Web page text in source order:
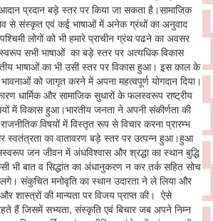
प्रदान बड़े स्तर पर किया जा सकता है।सामाजिक
से संस्कृत एवं कई भाषाओं में अनेक ग्रंथों का अनुवाद
लोगों को भी हमारे प्राचीन ग्रंथ पढने का अवसर
सभी भाषाओं का बड़े स्तर पर अत्यधिक विकास
भाषाओं का भी उसी स्तर पर विकास हुआ। इस काल के
को जागृत करने में अपना महत्वपूर्ण योगदान दिया।
धार्मिक और सामाजिक सुधारों के फलस्वरूप राष्ट्रीय
में विकास हुआ।भारतीय जनता ने अपनी संकीर्णता की
विषयों में विस्तृत रूप से विचार करना प्रारम्भ
स्वतंत्रता का वातावरण बड़े स्तर पर उत्पन्न हुआ।हुआ
जन जीवन में अंधविश्वास और श्रद्धा का स्थान बुद्धि
भी बात व सिद्धांत का अंधानुकरण न कर तर्क सहित सोच
संकुचित मनोवृति का स्थान उदारता ने ले लिया और
शास्त्रों की मान्यता पर विजय प्राप्त की। ऐसे
हैं जिसमें सभ्यता, संस्कृति एवं बिचार जब अपने निम्न